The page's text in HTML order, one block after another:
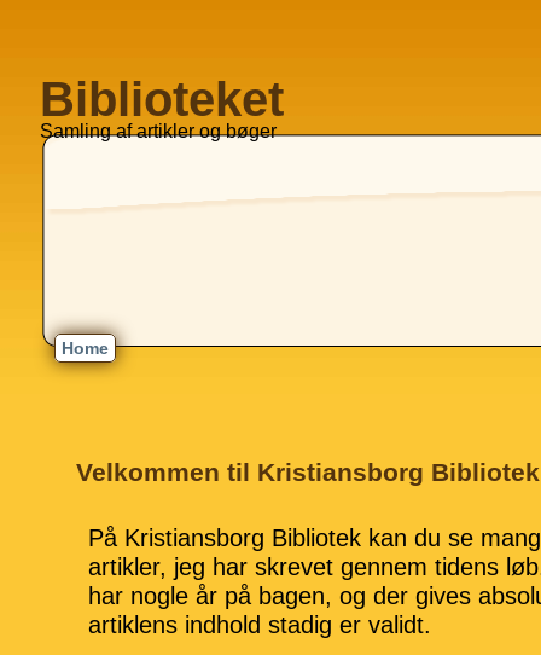
Biblioteket
Samling af artikler og bøger
Home
Velkommen til Kristiansborg Bibliotek
På Kristiansborg Bibliotek kan du se
artikler, jeg har skrevet gennem tidens
har nogle år på bagen, og der gives
artiklens indhold stadig er validt.